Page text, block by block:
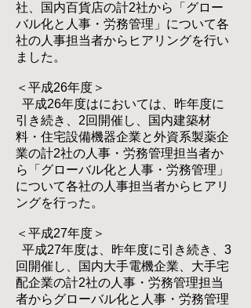
社、国内百貨店の計2社から「グロー
バル化と人事・労務管理」について各
社の人事担当者からヒアリングを行い
ました。
＜平成26年度＞
平成26年度はにおいては、昨年度に
引き続き、2回開催し、国内建築材
料・住宅設備機器企業と外資系製薬企
業の計2社の人事・労務管理担当者か
ら「グローバル化と人事・労務管理」
について各社の人事担当者からヒアリ
ングを行った。
＜平成27年度＞
平成27年度は、昨年度に引き続き、3
回開催し、国内大手電機企業、大手宅
配企業の計2社の人事・労務管理担当
者からグローバル化と人事・労務管理